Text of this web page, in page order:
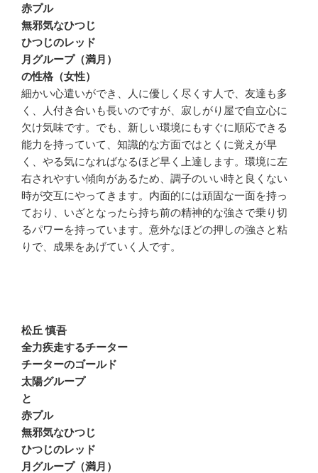
赤プル
無邪気なひつじ
ひつじのレッド
月グループ（満月）
の性格（女性）
細かい心遣いができ、人に優しく尽くす人で、友達も多
く、人付き合いも長いのですが、寂しがり屋で自立心に
欠け気味です。でも、新しい環境にもすぐに順応できる
能力を持っていて、知識的な方面ではとくに覚えが早
く、やる気になればなるほど早く上達します。環境に左
右されやすい傾向があるため、調子のいい時と良くない
時が交互にやってきます。内面的には頑固な一面を持っ
ており、いざとなったら持ち前の精神的な強さで乗り切
るパワーを持っています。意外なほどの押しの強さと粘
りで、成果をあげていく人です。
松丘 慎吾
全力疾走するチーター
チーターのゴールド
太陽グループ
と
赤プル
無邪気なひつじ
ひつじのレッド
月グループ（満月）